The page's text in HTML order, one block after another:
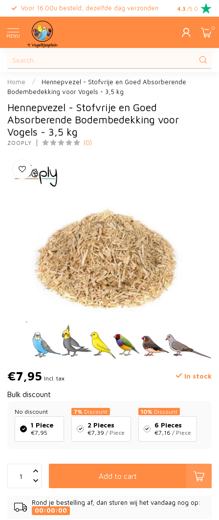
Voor 16.00u besteld, dezelfde dag verzonden Gratis
4.3 /5.0
MENU
0
Home /
Hennepvezel - Stofvrije en Goed Absorberende
Bodembedekking voor Vogels - 3,5 kg
Hennepvezel - Stofvrije en Goed
Absorberende Bodembedekking voor
Vogels - 3,5 kg
ZOOPLY (0)
€7,95 Incl. tax In stock
Bulk discount
No discount
1 Piece
€7,95
7% Discount
2 Pieces
€7,39 / Piece
10% Discount
6 Pieces
€7,16 / Piece
Add to cart
Rond je bestelling af, dan sturen wij het vandaag nog op:
00:00:00